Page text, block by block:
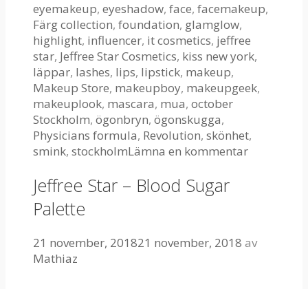
eyemakeup, eyeshadow, face, facemakeup,
Färg collection, foundation, glamglow,
highlight, influencer, it cosmetics, jeffree
star, Jeffree Star Cosmetics, kiss new york,
läppar, lashes, lips, lipstick, makeup,
Makeup Store, makeupboy, makeupgeek,
makeuplook, mascara, mua, october
Stockholm, ögonbryn, ögonskugga,
Physicians formula, Revolution, skönhet,
smink, stockholmLämna en kommentar
Jeffree Star – Blood Sugar
Palette
21 november, 201821 november, 2018 av
Mathiaz